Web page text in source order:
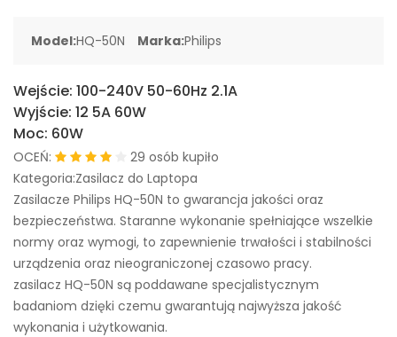
Model:HQ-50N Marka:Philips
Wejście: 100-240V 50-60Hz 2.1A
Wyjście: 12 5A 60W
Moc: 60W
OCEŃ:
29 osób kupiło
Kategoria:Zasilacz do Laptopa
Zasilacze Philips HQ-50N to gwarancja jakości oraz
bezpieczeństwa. Staranne wykonanie spełniające wszelkie
normy oraz wymogi, to zapewnienie trwałości i stabilności
urządzenia oraz nieograniczonej czasowo pracy.
zasilacz HQ-50N są poddawane specjalistycznym
badaniom dzięki czemu gwarantują najwyższa jakość
wykonania i użytkowania.